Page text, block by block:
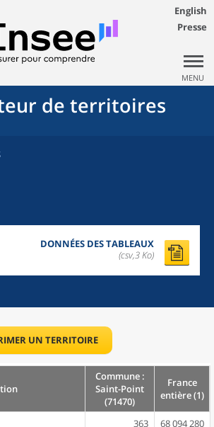
English
Presse
MENU
de territoires
DONNÉES DES TABLEAUX
(csv,3 Ko)
UN TERRITOIRE
Commune :
Saint-Point
(71470)
France
entière (1)
363
68 094 280